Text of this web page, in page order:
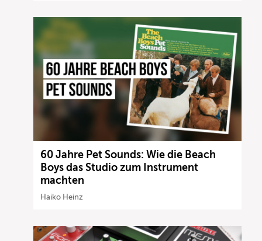
60 Jahre Pet Sounds: Wie die Beach
Boys das Studio zum Instrument
machten
Haiko Heinz